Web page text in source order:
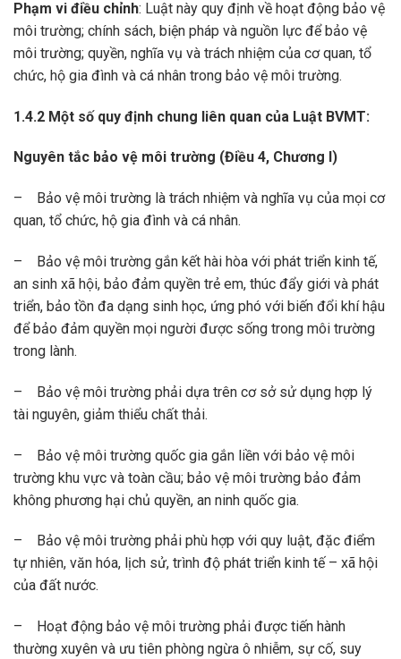
Phạm vi điều chỉnh: Luật này quy định về hoạt động bảo vệ
môi trường; chính sách, biện pháp và nguồn lực để bảo vệ
môi trường; quyền, nghĩa vụ và trách nhiệm của cơ quan, tổ
chức, hộ gia đình và cá nhân trong bảo vệ môi trường.
1.4.2 Một số quy định chung liên quan của Luật BVMT:
Nguyên tắc bảo vệ môi trường (Điều 4, Chương I)
– Bảo vệ môi trường là trách nhiệm và nghĩa vụ của mọi cơ
quan, tổ chức, hộ gia đình và cá nhân.
– Bảo vệ môi trường gắn kết hài hòa với phát triển kinh tế,
an sinh xã hội, bảo đảm quyền trẻ em, thúc đẩy giới và phát
triển, bảo tồn đa dạng sinh học, ứng phó với biến đổi khí hậu
để bảo đảm quyền mọi người được sống trong môi trường
trong lành.
– Bảo vệ môi trường phải dựa trên cơ sở sử dụng hợp lý
tài nguyên, giảm thiểu chất thải.
– Bảo vệ môi trường quốc gia gắn liền với bảo vệ môi
trường khu vực và toàn cầu; bảo vệ môi trường bảo đảm
không phương hại chủ quyền, an ninh quốc gia.
– Bảo vệ môi trường phải phù hợp với quy luật, đặc điểm
tự nhiên, văn hóa, lịch sử, trình độ phát triển kinh tế – xã hội
của đất nước.
– Hoạt động bảo vệ môi trường phải được tiến hành
thường xuyên và ưu tiên phòng ngừa ô nhiễm, sự cố, suy